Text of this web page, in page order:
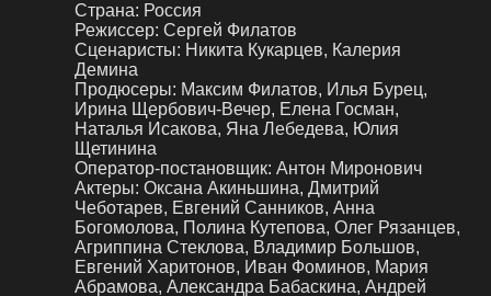
Страна: Россия
Режиссер: Сергей Филатов
Сценаристы: Никита Кукарцев, Калерия
Демина
Продюсеры: Максим Филатов, Илья Бурец,
Ирина Щербович-Вечер, Елена Госман,
Наталья Исакова, Яна Лебедева, Юлия
Щетинина
Оператор-постановщик: Антон Миронович
Актеры: Оксана Акиньшина, Дмитрий
Чеботарев, Евгений Санников, Анна
Богомолова, Полина Кутепова, Олег Рязанцев,
Агриппина Стеклова, Владимир Большов,
Евгений Харитонов, Иван Фоминов, Мария
Абрамова, Александра Бабаскина, Андрей